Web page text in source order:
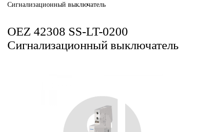
Сигнализационный выключатель
OEZ 42308 SS-LT-0200
Сигнализационный выключатель